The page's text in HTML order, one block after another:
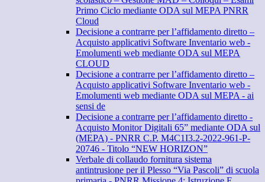
Primo Ciclo mediante ODA sul MEPA PNRR
Cloud
Decisione a contrarre per l’affidamento diretto –
Acquisto applicativi Software Inventario web -
Emolumenti web mediante ODA sul MEPA
CLOUD
Decisione a contrarre per l’affidamento diretto –
Acquisto applicativi Software Inventario web -
Emolumenti web mediante ODA sul MEPA - ai
sensi de
Decisione a contrarre per l’affidamento diretto -
Acquisto Monitor Digitali 65” mediante ODA sul
(MEPA) - PNRR C.P. M4C1I3.2-2022-961-P-
20746 - Titolo “NEW HORIZON”
Verbale di collaudo fornitura sistema
antintrusione per il Plesso “Via Pascoli” di scuola